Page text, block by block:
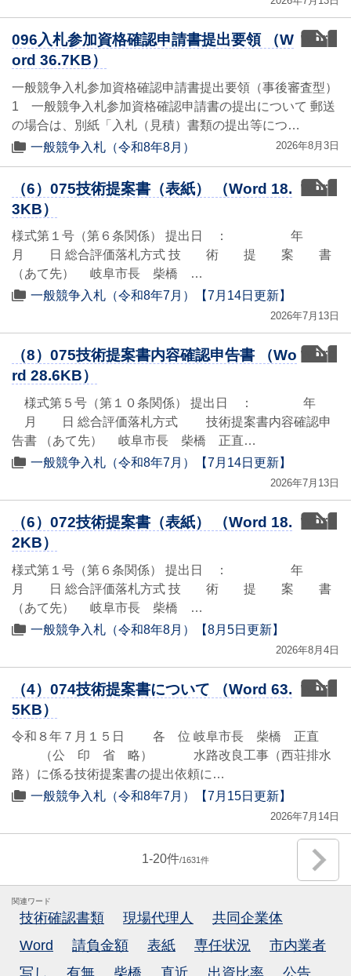
word
096入札参加資格確認申請書提出要領 （W
ord 36.7KB）
一般競争入札参加資格確認申請書提出要領（事後審査型）
1 一般競争入札参加資格確認申請書の提出について 郵送
の場合は、別紙「入札（見積）書類の提出等につ…
一般競争入札（令和8年8月）
2026年8月3日
word
（6）075技術提案書（表紙） （Word 18.
3KB）
様式第１号（第６条関係） 提出日 ： 年
月 日 総合評価落札方式 技 術 提 案 書
（あて先） 岐阜市長 柴橋 …
一般競争入札（令和8年7月）【7月14日更新】
2026年7月13日
word
（8）075技術提案書内容確認申告書 （Wo
rd 28.6KB）
様式第５号（第１０条関係） 提出日 ： 年
月 日 総合評価落札方式 技術提案書内容確認申
告書 （あて先） 岐阜市長 柴橋 正直…
一般競争入札（令和8年7月）【7月14日更新】
2026年7月13日
word
（6）072技術提案書（表紙） （Word 18.
2KB）
様式第１号（第６条関係） 提出日 ： 年
月 日 総合評価落札方式 技 術 提 案 書
（あて先） 岐阜市長 柴橋 …
一般競争入札（令和8年8月）【8月5日更新】
2026年8月4日
word
（4）074技術提案書について （Word 63.
5KB）
令和８年７月１５日 各 位 岐阜市長 柴橋 正直
（公 印 省 略） 水路改良工事（西荘排水
路）に係る技術提案書の提出依頼に…
一般競争入札（令和8年7月）【7月15日更新】
2026年7月14日
1-20 1631
関連ワード
技術確認書類 現場代理人
共同企業体
Word
請負金額 表紙 専任状況
市内業者